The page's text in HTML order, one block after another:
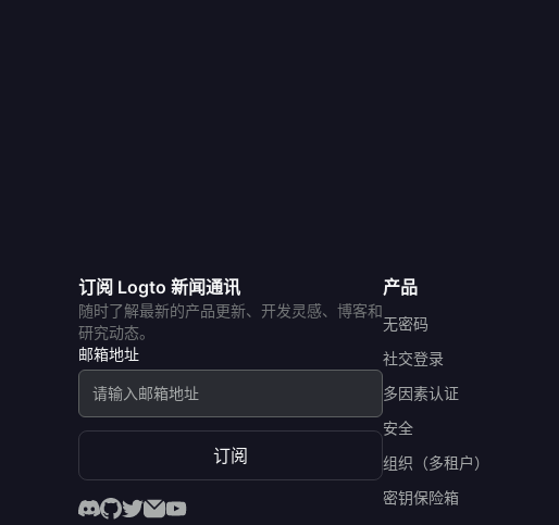
订阅 Logto 新闻通讯
随时了解最新的产品更新、开发灵感、博客和
研究动态。
邮箱地址
订阅
产品
无密码
社交登录
多因素认证
安全
组织（多租户）
密钥保险箱